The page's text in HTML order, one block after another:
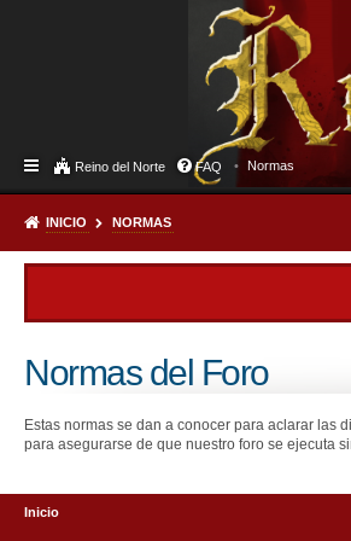
Reino del Norte FAQ Normas
INICIO NORMAS
Normas del Foro
Estas normas se dan a conocer para aclarar las
para asegurarse de que nuestro foro se ejecuta
Inicio